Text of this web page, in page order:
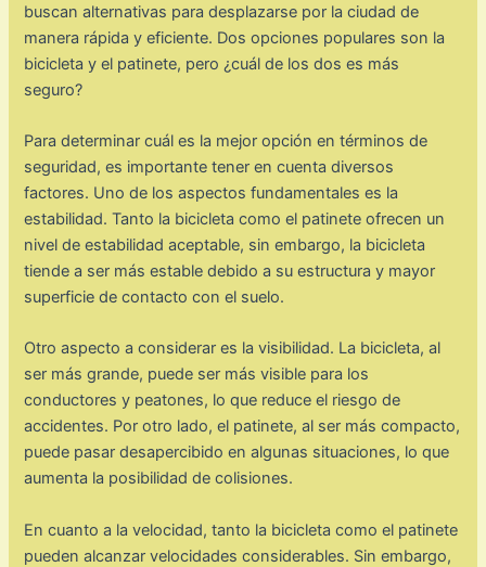
buscan alternativas para desplazarse por la ciudad de
manera rápida y eficiente. Dos opciones populares son la
bicicleta y el patinete, pero ¿cuál de los dos es más
seguro?
Para determinar cuál es la mejor opción en términos de
seguridad, es importante tener en cuenta diversos
factores. Uno de los aspectos fundamentales es la
estabilidad. Tanto la bicicleta como el patinete ofrecen un
nivel de estabilidad aceptable, sin embargo, la bicicleta
tiende a ser más estable debido a su estructura y mayor
superficie de contacto con el suelo.
Otro aspecto a considerar es la visibilidad. La bicicleta, al
ser más grande, puede ser más visible para los
conductores y peatones, lo que reduce el riesgo de
accidentes. Por otro lado, el patinete, al ser más compacto,
puede pasar desapercibido en algunas situaciones, lo que
aumenta la posibilidad de colisiones.
En cuanto a la velocidad, tanto la bicicleta como el patinete
pueden alcanzar velocidades considerables. Sin embargo,